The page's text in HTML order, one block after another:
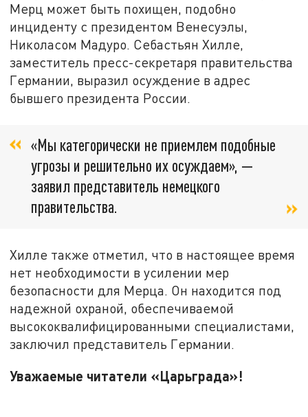
Мерц может быть похищен, подобно
инциденту с президентом Венесуэлы,
Николасом Мадуро. Себастьян Хилле,
заместитель пресс-секретаря правительства
Германии, выразил осуждение в адрес
бывшего президента России.
«Мы категорически не приемлем подобные
угрозы и решительно их осуждаем», —
заявил представитель немецкого
правительства.
Хилле также отметил, что в настоящее время
нет необходимости в усилении мер
безопасности для Мерца. Он находится под
надежной охраной, обеспечиваемой
высококвалифицированными специалистами,
заключил представитель Германии.
Уважаемые читатели «Царьграда»!